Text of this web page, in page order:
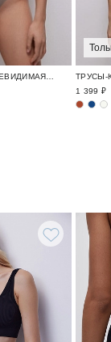
ТРУСЫ-СТРИНГИ НЕВИДИМАЯ БАЗА / INVISIBLE
1 399 ₽